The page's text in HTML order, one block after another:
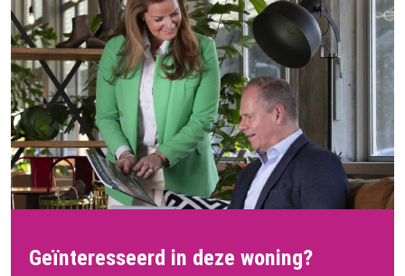
Geïnteresseerd in deze woning?